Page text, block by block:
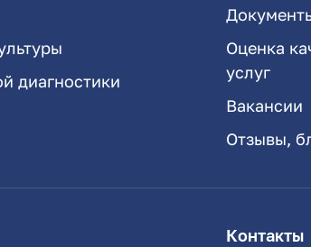
диагностики
Оценка
услуг
Вакансии
Отзывы,
Контакты